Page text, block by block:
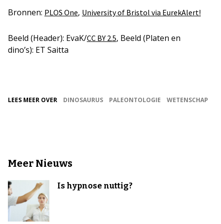
Bronnen: PLOS One, University of Bristol via EurekAlert!
Beeld (Header): EvaK/CC BY 2.5, Beeld (Platen en
dino’s): ET Saitta
LEES MEER OVER DINOSAURUS PALEONTOLOGIE WETENSCHAP
Meer Nieuws
Is hypnose nuttig?